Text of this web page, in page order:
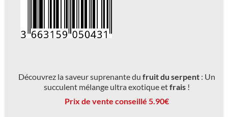
Découvrez la saveur suprenante du fruit du serpent: Un
succulent mélange ultra exotique etfrais!
Prix de vente conseillé 5.90€